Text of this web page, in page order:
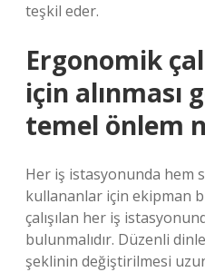
teşkil eder.
Ergonomik
için alınması
temel önlem
Her iş istasyonunda hem
kullananlar için ekipman
çalışılan her iş
bulunmalıdır. Düzenli
şeklinin değiştirilmesi